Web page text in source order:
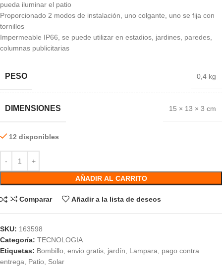
pueda iluminar el patio
Proporcionado 2 modos de instalación, uno colgante, uno se fija con
tornillos
Impermeable IP66, se puede utilizar en estadios, jardines, paredes,
columnas publicitarias
PESO 0,4 kg
DIMENSIONES 15 × 13 × 3 cm
12 disponibles
AÑADIR AL CARRITO
Comparar Añadir a la lista de deseos
SKU: 163598
Categoría: TECNOLOGIA
Etiquetas: Bombillo, envio gratis, jardín, Lampara, pago contra
entrega, Patio, Solar